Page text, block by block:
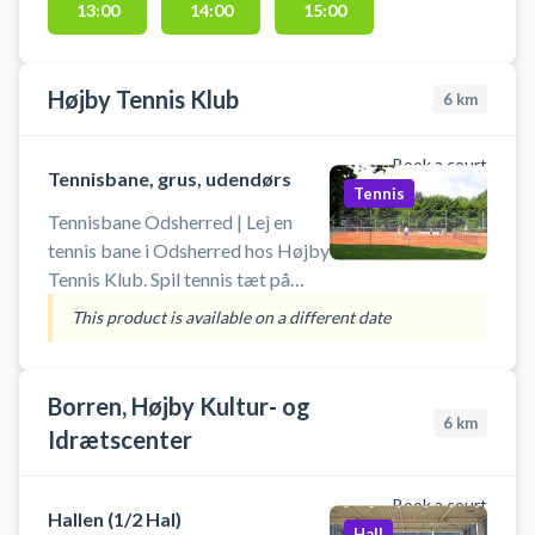
sommerhusområder ved
mindre omfang, men bolde skal
13:00 14:00 15:00
Højby Tennis Klub 6 km
Book a court
Tennisbane, grus, udendørs
Tennisbane Odsherred | Lej en
tennis bane i Odsherred hos Højby
Tennis Klub. Spil tennis tæt på
Rørvig, Odsherred og Nykøbing
Sjælland på en grus tennisbane på
tennisanlæg. Tennisbanerne hos
Højby Tennis Klub er udendørs
grus tennisbaner. Der er gratis
på Stårupvej 4, 4573 Højby, som
Tennis
This product is available on a different date
Borren, Højby Kultur- og
Idrætscenter
6 km
Book a court
Hallen (1/2 Hal)